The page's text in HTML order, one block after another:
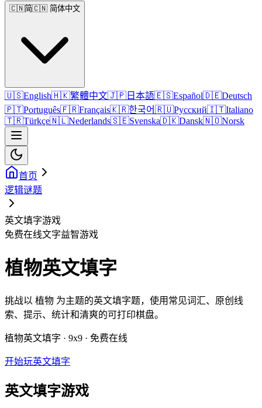
🇨🇳简🇨🇳 简体中文
🇺🇸English🇭🇰繁體中文🇯🇵 日本語🇪🇸Español🇩🇪Deutsch
🇵🇹Português🇫🇷Français🇰🇷한국어🇷🇺Русский🇮🇹Italiano
🇹🇷Türkçe🇳🇱Nederlands🇸🇪Svenska🇩🇰Dansk🇳🇴Norsk
首页
逻辑谜题
英文填字游戏
免费在线文字益智游戏
植物英文填字
挑战以 植物 为主题的英文填字题，使用常见词汇、原创线
索、提示、统计和清爽的可打印棋盘。
植物英文填字 · 9x9 · 免费在线
开始玩英文填字
英文填字游戏